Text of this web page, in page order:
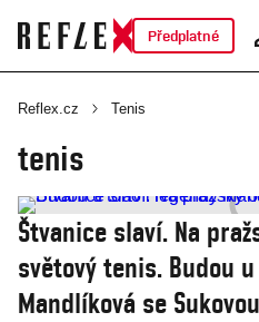
Předplatné
Reflex.cz Tenis
tenis
Štvanice slaví. Na
světový tenis. Budou
Mandlíková se Sukovou